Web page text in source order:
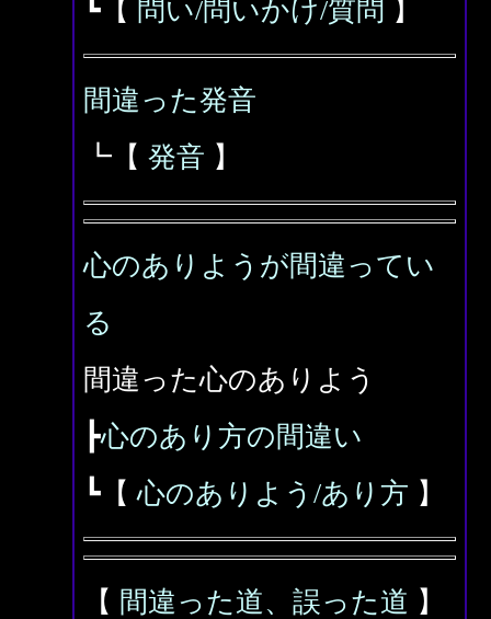
┗【 問い/問いかけ/質問 】
間違った発音
┗【 発音 】
心のありようが間違ってい
る
間違った心のありよう
┣心のあり方の間違い
┗【心のありよう/あり方 】
【 間違った道、誤った道 】